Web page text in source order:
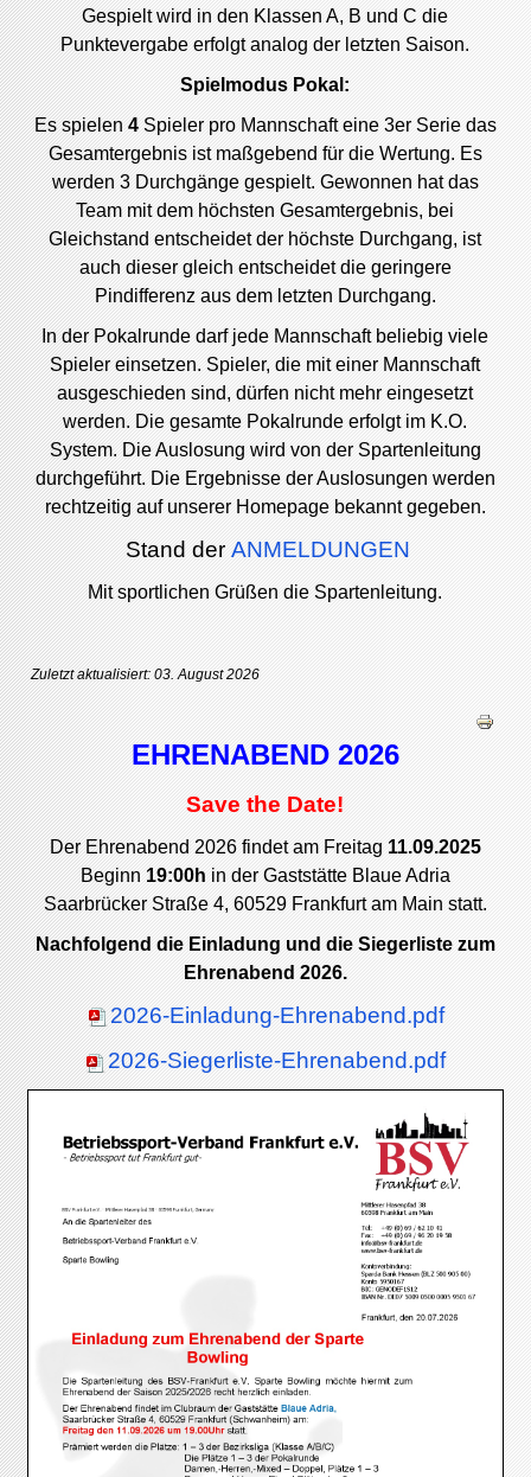
Gespielt wird in den Klassen A, B und C die
Punktevergabe erfolgt analog der letzten Saison.
Spielmodus Pokal:
Es spielen 4Spieler pro Mannschaft eine 3er Serie das
Gesamtergebnis ist maßgebend für die Wertung. Es
werden 3 Durchgänge gespielt. Gewonnen hat das
Team mit dem höchsten Gesamtergebnis, bei
Gleichstand entscheidet der höchste Durchgang, ist
auch dieser gleich entscheidet die geringere
Pindifferenz aus dem letzten Durchgang.
In der Pokalrunde darf jede Mannschaft beliebig viele
Spieler einsetzen. Spieler, die mit einer Mannschaft
ausgeschieden sind, dürfen nicht mehr eingesetzt
werden. Die gesamte Pokalrunde erfolgt im K.O.
System. Die Auslosung wird von der Spartenleitung
durchgeführt. Die Ergebnisse der Auslosungen werden
rechtzeitig auf unserer Homepage bekannt gegeben.
Stand derANMELDUNGEN
Mit sportlichen Grüßen die Spartenleitung.
Zuletzt aktualisiert: 03. August 2026
EHRENABEND 2026
Save the Date!
Der Ehrenabend 2026 findet am Freitag 11.09.2025
Beginn 19:00h in der Gaststätte Blaue Adria
Saarbrücker Straße 4, 60529 Frankfurt am Main statt.
Nachfolgend die Einladung und die Siegerliste zum
Ehrenabend 2026.
2026-Einladung-Ehrenabend.pdf
2026-Siegerliste-Ehrenabend.pdf